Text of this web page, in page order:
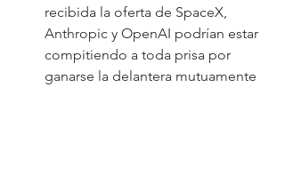
recibida la oferta de SpaceX,
Anthropic y OpenAI podrían estar
compitiendo a toda prisa por
ganarse la delantera mutuamente